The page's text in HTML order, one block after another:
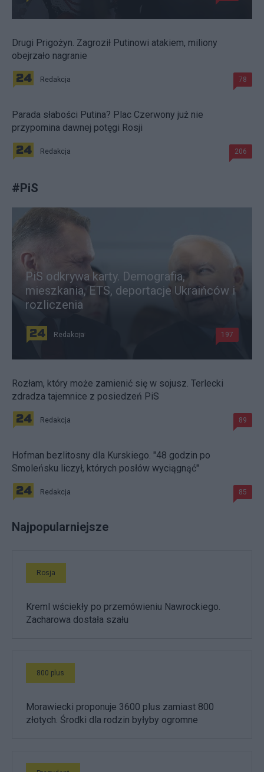
Drugi Prigożyn. Zagroził Putinowi atakiem, miliony
obejrzało nagranie
Redakcja 78
Parada słabości Putina? Plac Czerwony już nie
przypomina dawnej potęgi Rosji
Redakcja 206
#PiS
PiS odkrywa karty. Demografia,
mieszkania, ETS, deportacje Ukraińców i
rozliczenia
Redakcja 197
Rozłam, który może zamienić się w sojusz. Terlecki
zdradza tajemnice z posiedzeń PiS
Redakcja 89
Hofman bezlitosny dla Kurskiego. "48 godzin po
Smoleńsku liczył, których posłów wyciągnąć"
Redakcja 85
Najpopularniejsze
Rosja
Kreml wściekły po przemówieniu Nawrockiego.
Zacharowa dostała szału
800 plus
Morawiecki proponuje 3600 plus zamiast 800
złotych. Środki dla rodzin byłyby ogromne